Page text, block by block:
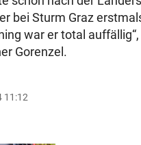
bei Sturm Graz
war er total
Gorenzel.
11:12